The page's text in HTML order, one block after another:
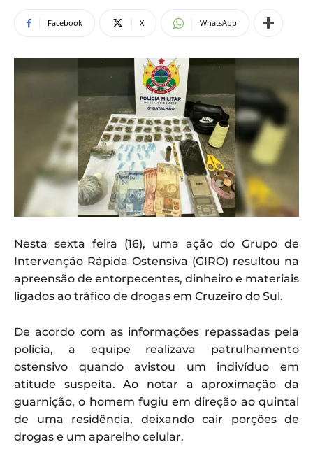
Facebook X WhatsApp
Nesta sexta feira (16), uma ação do Grupo de
Intervenção Rápida Ostensiva (GIRO) resultou na
apreensão de entorpecentes, dinheiro e materiais
ligados ao tráfico de drogas em Cruzeiro do Sul.
De acordo com as informações repassadas pela
polícia, a equipe realizava patrulhamento
ostensivo quando avistou um indivíduo em
atitude suspeita. Ao notar a aproximação da
guarnição, o homem fugiu em direção ao quintal
de uma residência, deixando cair porções de
drogas e um aparelho celular.